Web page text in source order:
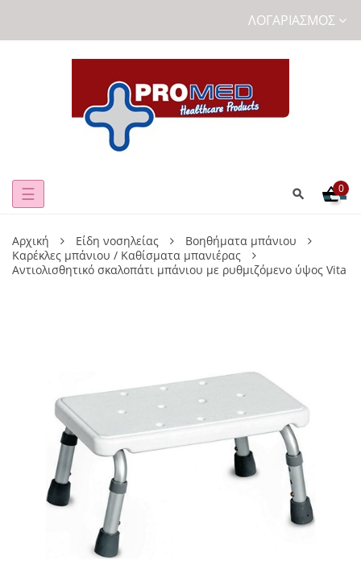
ΛΟΓΑΡΙΑΣΜΌΣ
Toggle
☰ 0
Αρχική Είδη νοσηλείας
Βοηθήματα μπάνιου
Καρέκλες μπάνιου / Καθίσματα μπανιέρας
Αντιολισθητικό σκαλοπάτι μπάνιου με ρυθμιζόμενο ύψος Vita